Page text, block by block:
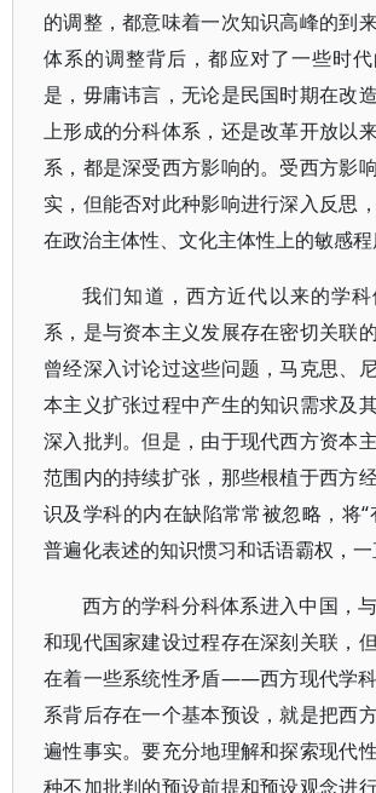
的调整，都意味着一次知识高峰的到
体系的调整背后，都应对了一些时
是，毋庸讳言，无论是民国时期在改
上形成的分科体系，还是改革开放以
系，都是深受西方影响的。受西方影
实，但能否对此种影响进行深入反思
在政治主体性、文化主体性上的敏感程
我们知道，西方近代以来的学
系，是与资本主义发展存在密切关联
曾经深入讨论过这些问题，马克思、
本主义扩张过程中产生的知识需求及
深入批判。但是，由于现代西方资本
范围内的持续扩张，那些根植于西方
识及学科的内在缺陷常常被忽略，将“
普遍化表述的知识惯习和话语霸权，一
西方的学科分科体系进入中国，
和现代国家建设过程存在深刻关联，
在着一些系统性矛盾——西方现代学
系背后存在一个基本预设，就是把西
遍性事实。要充分地理解和探索现代
种不加批判的预设前提和预设观念进